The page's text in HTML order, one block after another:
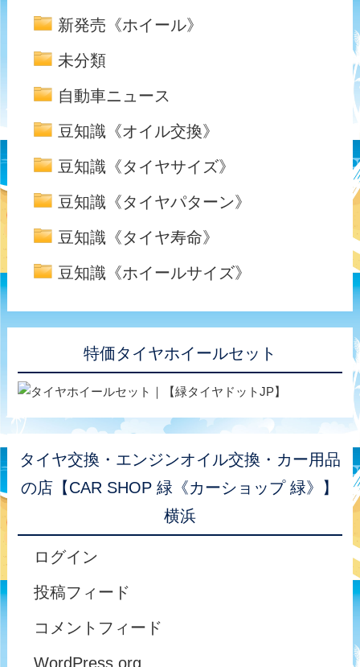
新発売《ホイール》
未分類
自動車ニュース
豆知識《オイル交換》
豆知識《タイヤサイズ》
豆知識《タイヤパターン》
豆知識《タイヤ寿命》
豆知識《ホイールサイズ》
特価タイヤホイールセット
タイヤ交換・エンジンオイル交換・カー用品
の店【CAR SHOP 緑《カーショップ 緑》】
横浜
ログイン
投稿フィード
コメントフィード
WordPress.org